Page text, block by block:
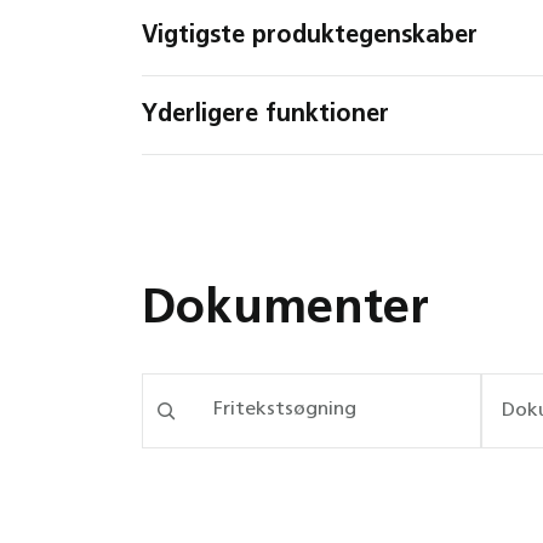
Vigtigste produktegenskaber
Yderligere funktioner
Dokumenter